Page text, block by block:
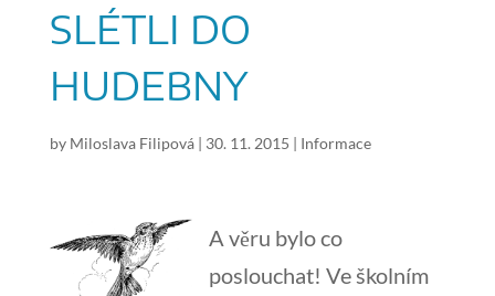
SLÉTLI DO
HUDEBNY
by Miloslava Filipová| 30. 11. 2015 | Informace
A věru bylo co
poslouchat! Ve školním